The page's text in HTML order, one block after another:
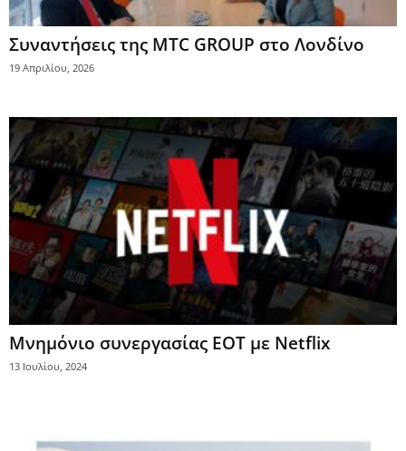
Συναντήσεις της MTC GROUP στο Λονδίνο
19 Απριλίου, 2026
Μνημόνιο συνεργασίας ΕΟΤ με Netflix
13 Ιουλίου, 2024